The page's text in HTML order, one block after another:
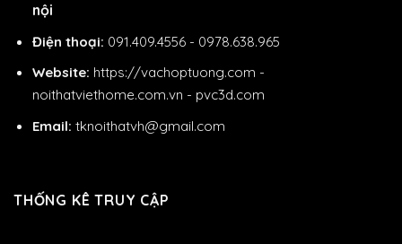
nội
Điện thoại: 091.409.4556 - 0978.638.965
Website: https://vachoptuong.com -
noithatviethome.com.vn - pvc3d.com
Email: tknoithatvh@gmail.com
THỐNG KÊ TRUY CẬP